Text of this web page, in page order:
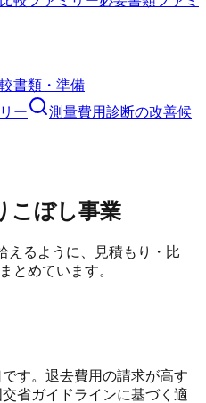
書類・準備
ー 測量費用診断の改善候
こぼし事業
えるように、見積もり・比
とめています。
す。退去費用の請求が高す
省ガイドラインに基づく適